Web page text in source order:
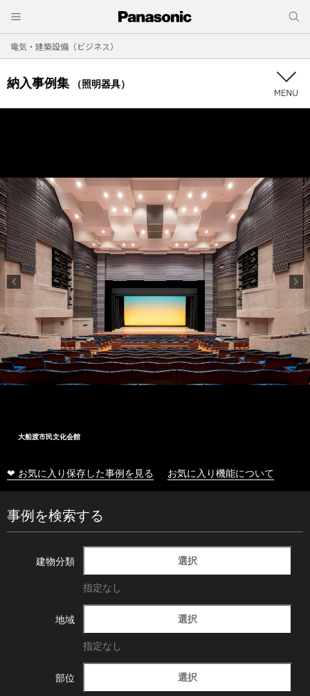
電気・建築設備（ビジネス）
納入事例集 （照明器具）
大船渡市民文化会館
❤ お気に入り保存した事例を見る お気に入り機能について
事例を検索する
建物分類 選択
指定なし
地域 選択
指定なし
部位 選択